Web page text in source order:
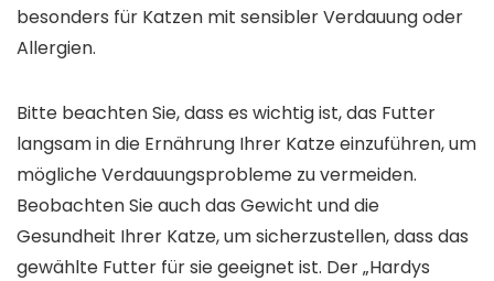
besonders für Katzen mit sensibler Verdauung oder
Allergien.
Bitte beachten Sie, dass es wichtig ist, das Futter
langsam in die Ernährung Ihrer Katze einzuführen, um
mögliche Verdauungsprobleme zu vermeiden.
Beobachten Sie auch das Gewicht und die
Gesundheit Ihrer Katze, um sicherzustellen, dass das
gewählte Futter für sie geeignet ist. Der „Hardys